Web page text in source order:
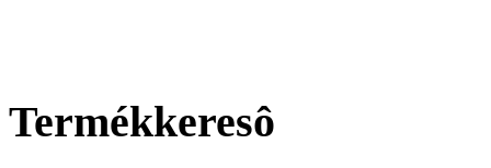
Termékkeresô